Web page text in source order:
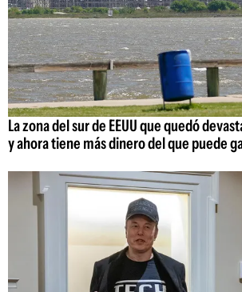
La zona del sur de EEUU que quedó
y ahora tiene más dinero del que puede